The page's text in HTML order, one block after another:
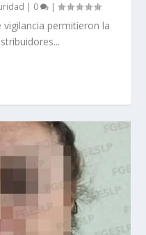
| 0 |
permitieron la